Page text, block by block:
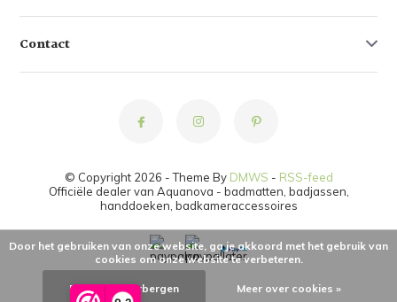
Contact
© Copyright 2026 - Theme By DMWS - RSS-feed
Officiële dealer van Aquanova - badmatten, badjassen,
handdoeken, badkameraccessoires
Door het gebruiken van onze website, ga je akkoord met het gebruik van
cookies om onze website te verbeteren.
Dit bericht verbergen Meer over cookies »